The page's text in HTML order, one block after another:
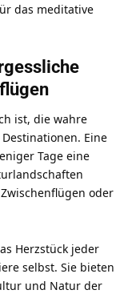
das meditative
ist, die wahre
Eine
Tage eine
oder
Herzstück jeder
selbst. Sie bieten
und Natur der